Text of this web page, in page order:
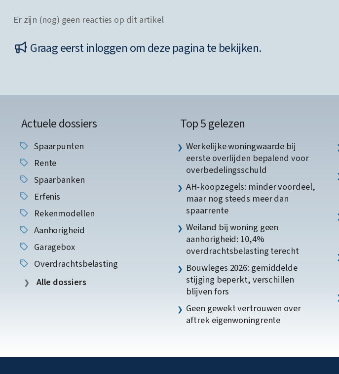
Er zijn (nog) geen reacties op dit artikel
Graag eerst inloggen om deze pagina te bekijken.
Actuele dossiers
Spaarpunten
Rente
Spaarbanken
Erfenis
Rekenmodellen
Aanhorigheid
Garagebox
Overdrachtsbelasting
Alle dossiers
Top 5 gelezen
Werkelijke woningwaarde bij
eerste overlijden bepalend voor
overbedelingsschuld
AH-koopzegels: minder voordeel,
maar nog steeds meer dan
spaarrente
Weiland bij woning geen
aanhorigheid: 10,4%
overdrachtsbelasting terecht
Bouwleges 2026: gemiddelde
stijging beperkt, verschillen
blijven fors
Geen gewekt vertrouwen over
aftrek eigenwoningrente